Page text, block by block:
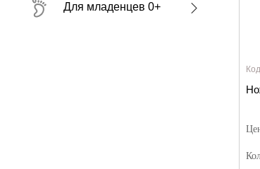
Для младенцев 0+